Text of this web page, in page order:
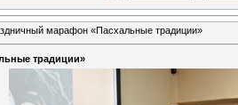
марафон «Пасхальные традиции»
традиции»